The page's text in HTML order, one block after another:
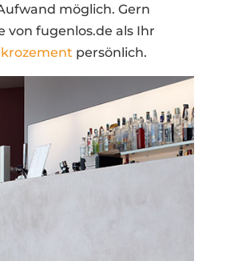
möglich. Gern
von fugenlos.de als Ihr
persönlich.